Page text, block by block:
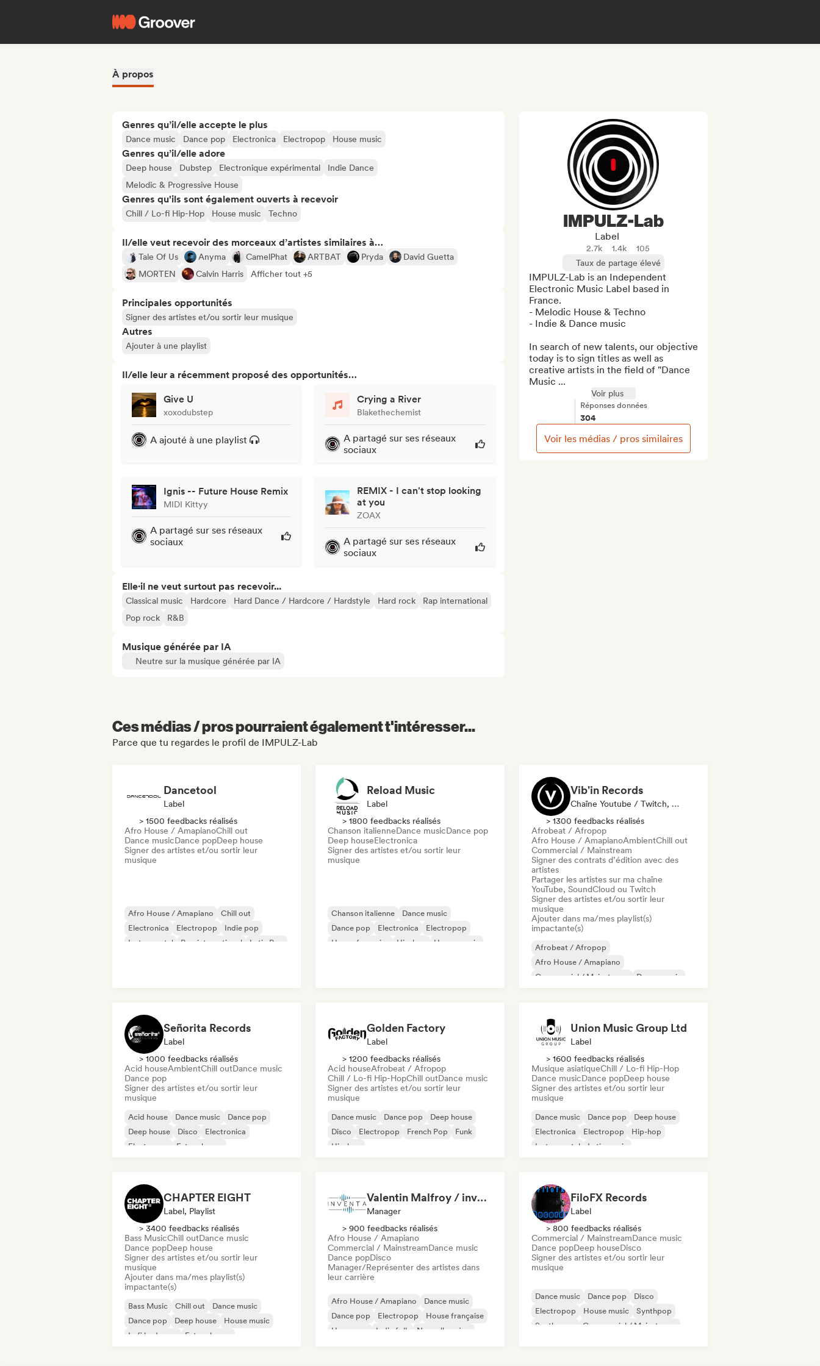
À propos
Genres qu’il/elle accepte le plus
Dance music Dance pop Electronica Electropop House music
Genres qu’il/elle adore
Deep house Dubstep Electronique expérimental
Indie Dance
Melodic & Progressive House
Genres qu'ils sont également ouverts à recevoir
Chill / Lo-fi Hip-Hop House music Techno
Il/elle veut recevoir des morceaux d’artistes similaires à…
Tale Of Us Anyma CamelPhat ARTBAT Pryda
David Guetta
MORTEN
Calvin Harris Afficher tout +5
Principales opportunités
Signer des artistes et/ou sortir leur musique
Autres
Ajouter à une playlist
Il/elle leur a récemment proposé des opportunités…
Give U
xoxodubstep
A ajouté à une playlist
Crying a River
Blakethechemist
A partagé sur ses réseaux
sociaux
Ignis -- Future House Remix
MIDI Kittyy
A partagé sur ses réseaux
sociaux
REMIX - I can't stop looking
at you
ZOAX
A partagé sur ses réseaux
sociaux
Elle·il ne veut surtout pas recevoir...
Classical music Hardcore Hard Dance / Hardcore / Hardstyle Hard rock
Rap international
Pop rock
R&B
Musique générée par IA
Neutre sur la musique générée par IA
IMPULZ-Lab
Label
2.7k 1.4k
105
Taux de partage élevé
IMPULZ-Lab is an Independent
Electronic Music Label based in
France.
- Melodic House & Techno
- Indie & Dance music
In search of new talents, our objective
today is to sign titles as well as
creative artists in the field of "Dance
Music ...
Voir plus
Réponses données
304
Voir les médias / pros similaires
Ces médias / pros pourraient également t'intéresser...
Parce que tu regardes le profil de IMPULZ-Lab
Dancetool
Label
> 1500 feedbacks réalisés
Afro House / AmapianoChill out
Dance musicDance popDeep house
Signer des artistes et/ou sortir leur
musique
Afro House / Amapiano
Chill out
Electronica
Electropop
Indie pop
Instrumental
Pop international Latin Pop
Reload Music
Label
> 1800 feedbacks réalisés
Chanson italienneDance musicDance pop
Deep houseElectronica
Signer des artistes et/ou sortir leur
musique
Chanson italienne
Dance music
Dance pop
Electronica
Electropop
House française
Hip-hop House music
Vib'in Records
Chaîne Youtube / Twitch, Label, Playlist, Éditeur
> 1300 feedbacks réalisés
Afrobeat / Afropop
Afro House / AmapianoAmbientChill out
Commercial / Mainstream
Signer des contrats d’édition avec des
artistes
Partager les artistes sur ma chaîne
YouTube, SoundCloud ou Twitch
Signer des artistes et/ou sortir leur
musique
Ajouter dans ma/mes playlist(s)
impactante(s)
Afrobeat / Afropop
Afro House / Amapiano
Commercial / Mainstream
Dance music
Señorita Records
Label
> 1000 feedbacks réalisés
Acid houseAmbientChill outDance music
Dance pop
Signer des artistes et/ou sortir leur
musique
Acid house Dance music
Dance pop
Deep house
Disco
Electronica
Electropop
Future house
Golden Factory
Label
> 1200 feedbacks réalisés
Acid houseAfrobeat / Afropop
Chill / Lo-fi Hip-HopChill outDance music
Signer des artistes et/ou sortir leur
musique
Dance music Dance pop
Deep house
Disco
Electropop French Pop
Funk
Hip-hop
Union Music Group Ltd
Label
> 1600 feedbacks réalisés
Musique asiatiqueChill / Lo-fi Hip-Hop
Dance musicDance popDeep house
Signer des artistes et/ou sortir leur
musique
Dance music Dance pop
Deep house
Electronica
Electropop
Hip-hop
Instrumental
Latin music
CHAPTER EIGHT
Label, Playlist
> 3400 feedbacks réalisés
Bass MusicChill outDance music
Dance popDeep house
Signer des artistes et/ou sortir leur
musique
Ajouter dans ma/mes playlist(s)
impactante(s)
Bass Music Chill out
Dance music
Dance pop
Deep house
House music
Lofi bedroom
Future house
Valentin Malfroy / inventa
Manager
> 900 feedbacks réalisés
Afro House / Amapiano
Commercial / MainstreamDance music
Dance popDisco
Manager/Représenter des artistes dans
leur carrière
Afro House / Amapiano
Dance music
Dance pop
Electropop
House française
Hyperpop
Indie folk Nouvelle scène
FiloFX Records
Label
> 800 feedbacks réalisés
Commercial / MainstreamDance music
Dance popDeep houseDisco
Signer des artistes et/ou sortir leur
musique
Dance music Dance pop
Disco
Electropop
House music
Synthpop
Synthwave
Commercial / Mainstream